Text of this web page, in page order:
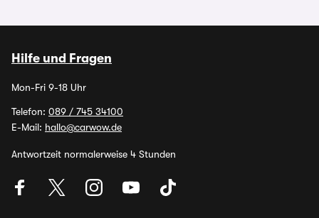
Hilfe und Fragen
Mon-Fri 9-18 Uhr
Telefon: 089 / 745 34100
E-Mail: hallo@carwow.de
Antwortzeit normalerweise 4 Stunden